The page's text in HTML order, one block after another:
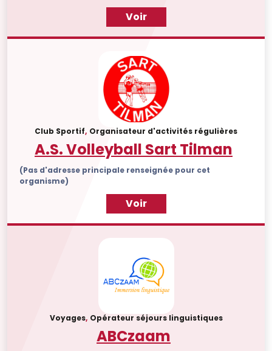
Voir
Club Sportif, Organisateur d'activités régulières
A.S. Volleyball Sart Tilman
(Pas d'adresse principale renseignée pour cet
organisme)
Voir
Voyages, Opérateur séjours linguistiques
ABCzaam